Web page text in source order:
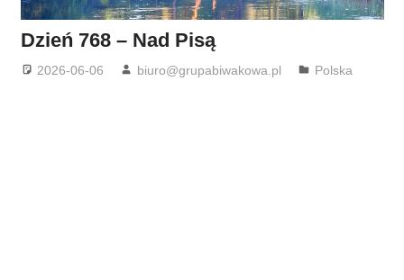
Dzień 768 – Nad Pisą
2026-06-06 biuro@grupabiwakowa.pl Polska